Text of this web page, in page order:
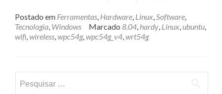
sobreWiFi
no
Ubuntu
Postado em Ferramentas, Hardware, Linux,Software,
Tecnologia, Windows Marcado 8.04, hardy, Linux,ubuntu,
wifi,wireless,wpc54g,wpc54g_v4,wrt54g
por: